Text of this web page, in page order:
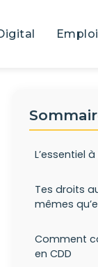
Emploi
L’essentiel
Tes droits
mêmes
Comment
en CDD